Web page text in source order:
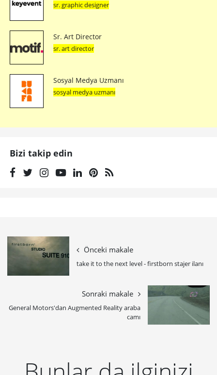
sr. graphic designer
Sr. Art Director
sr. art director
Sosyal Medya Uzmanı
sosyal medya uzmanı
Bizi takip edin
Önceki makale
take it to the next level - firstborn stajer ilanı
Sonraki makale
General Motors'dan Augmented Reality araba
camı